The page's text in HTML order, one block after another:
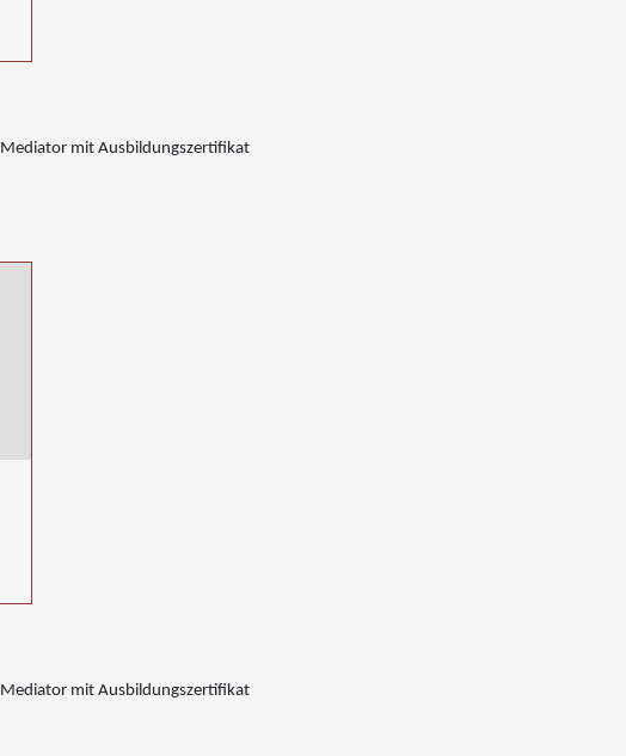
Mediator mit Ausbildungszertifikat
Mediator mit Ausbildungszertifikat